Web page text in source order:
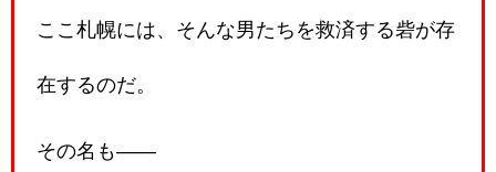
ここ札幌には、そんな男たちを救済する砦が存
在するのだ。
その名も――